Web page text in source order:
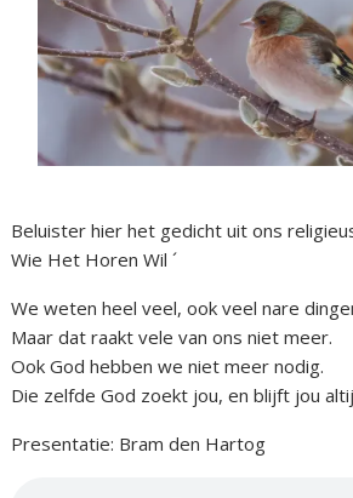
Beluister hier het gedicht uit ons
Wie Het Horen Wil ´
We weten heel veel, ook veel nare
Maar dat raakt vele van ons niet meer.
Ook God hebben we niet meer nodig.
Die zelfde God zoekt jou, en blijft jou
Presentatie: Bram den Hartog